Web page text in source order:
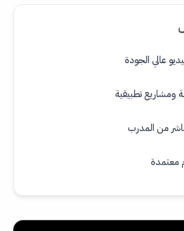
ومشاريع تطبيقية
من المدرب
معتمدة